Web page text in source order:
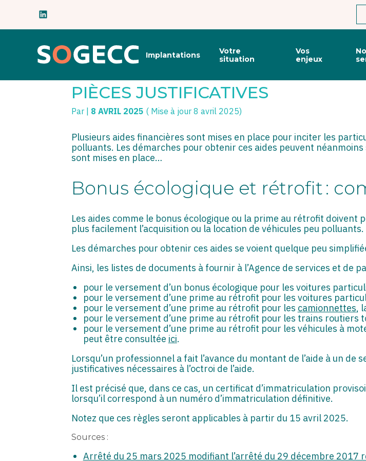
Aller
Principal
Implantations
Votre
situation
Vos
enjeux
PIÈCES JUSTIFICATIVES
Par | 8 AVRIL 2025 ( Mise à jour 8 avril 2025)
Plusieurs aides financières sont mises en place pour inciter les
polluants. Les démarches pour obtenir ces aides peuvent
sont mises en place…
Bonus écologique et rétrofit :
Les aides comme le bonus écologique ou la prime au rétrofit
plus facilement l’acquisition ou la location de véhicules peu polluants.
Les démarches pour obtenir ces aides se voient quelque peu
Ainsi, les listes de documents à fournir à l’Agence de services et de
pour le versement d’un bonus écologique pour les voitures
pour le versement d’une prime au rétrofit pour les voitures
pour le versement d’une prime au rétrofit pour les camionnettes,
pour le versement d’une prime au rétrofit pour les trains routiers
pour le versement d’une prime au rétrofit pour les véhicules à
peut être consultée ici.
Lorsqu’un professionnel a fait l’avance du montant de l’aide à un
justificatives nécessaires à l’octroi de l’aide.
Il est précisé que, dans ce cas, un certificat d’immatriculation
lorsqu’il correspond à un numéro d’immatriculation définitive.
Notez que ces règles seront applicables à partir du 15 avril 2025.
Sources :
Arrêté du 25 mars 2025 modifiant l’arrêté du 29 décembre 2017